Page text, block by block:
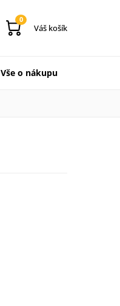
0
Váš košík
Vše o nákupu